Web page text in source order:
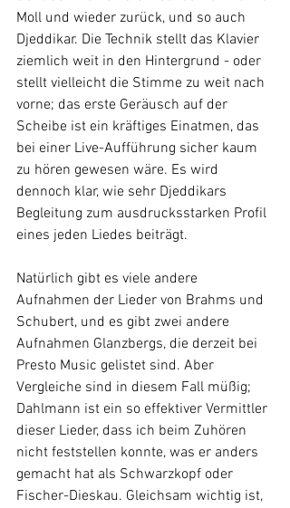
Moll und wieder zurück, und so auch
Djeddikar. Die Technik stellt das Klavier
ziemlich weit in den Hintergrund - oder
stellt vielleicht die Stimme zu weit nach
vorne; das erste Geräusch auf der
Scheibe ist ein kräftiges Einatmen, das
bei einer Live-Aufführung sicher kaum
zu hören gewesen wäre. Es wird
dennoch klar, wie sehr Djeddikars
Begleitung zum ausdrucksstarken Profil
eines jeden Liedes beiträgt.
Natürlich gibt es viele andere
Aufnahmen der Lieder von Brahms und
Schubert, und es gibt zwei andere
Aufnahmen Glanzbergs, die derzeit bei
Presto Music gelistet sind. Aber
Vergleiche sind in diesem Fall müßig;
Dahlmann ist ein so effektiver Vermittler
dieser Lieder, dass ich beim Zuhören
nicht feststellen konnte, was er anders
gemacht hat als Schwarzkopf oder
Fischer-Dieskau. Gleichsam wichtig ist,